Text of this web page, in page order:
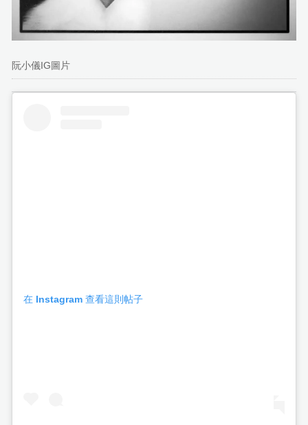
阮小儀IG圖片
在 Instagram 查看這則帖子